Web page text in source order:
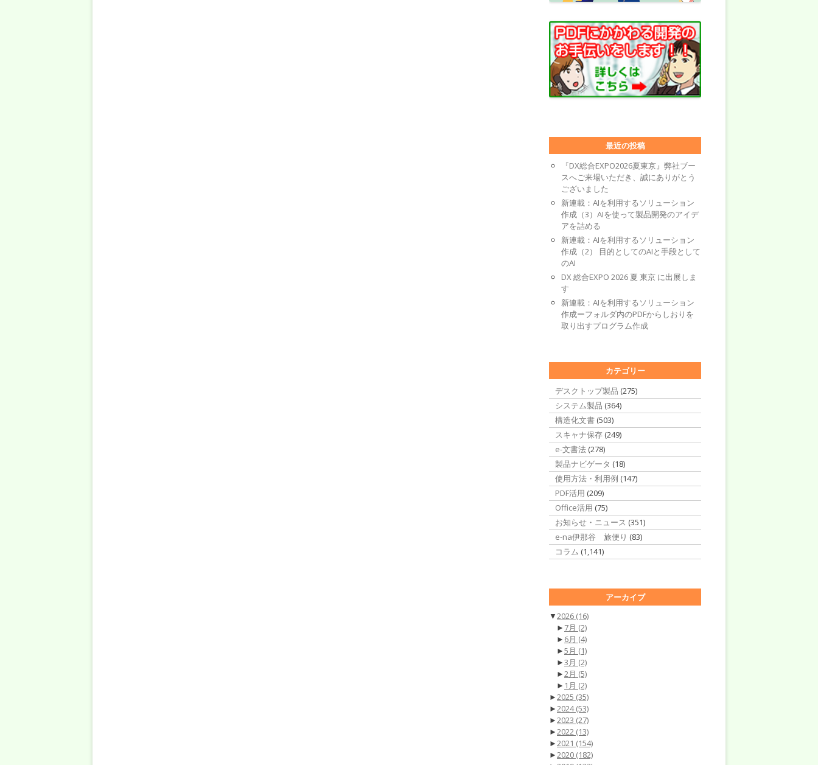
最近の投稿
『DX総合EXPO2026夏東京』弊社ブー
スへご来場いただき、誠にありがとう
ございました
新連載：AIを利用するソリューション
作成（3）AIを使って製品開発のアイデ
アを詰める
新連載：AIを利用するソリューション
作成（2） 目的としてのAIと手段として
のAI
DX 総合EXPO 2026 夏 東京 に出展しま
す
新連載：AIを利用するソリューション
作成ーフォルダ内のPDFからしおりを
取り出すプログラム作成
カテゴリー
デスクトップ製品 (275)
システム製品 (364)
構造化文書 (503)
スキャナ保存 (249)
e-文書法 (278)
製品ナビゲータ (18)
使用方法・利用例 (147)
PDF活用 (209)
Office活用 (75)
お知らせ・ニュース (351)
e-na伊那谷 旅便り (83)
コラム (1,141)
アーカイブ
▼2026 (16)
► 7月 (2)
► 6月 (4)
►5月 (1)
►3月 (2)
►2月 (5)
► 1月 (2)
►2025 (35)
►2024(53)
►2023 (27)
►2022 (13)
►2021 (154)
►2020 (182)